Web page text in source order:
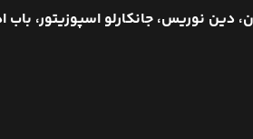
دین نوریس، جانکارلو اسپوزیتور، باب